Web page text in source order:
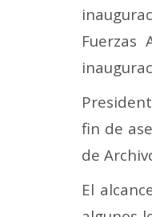
Fuerzas
fin de
de
El